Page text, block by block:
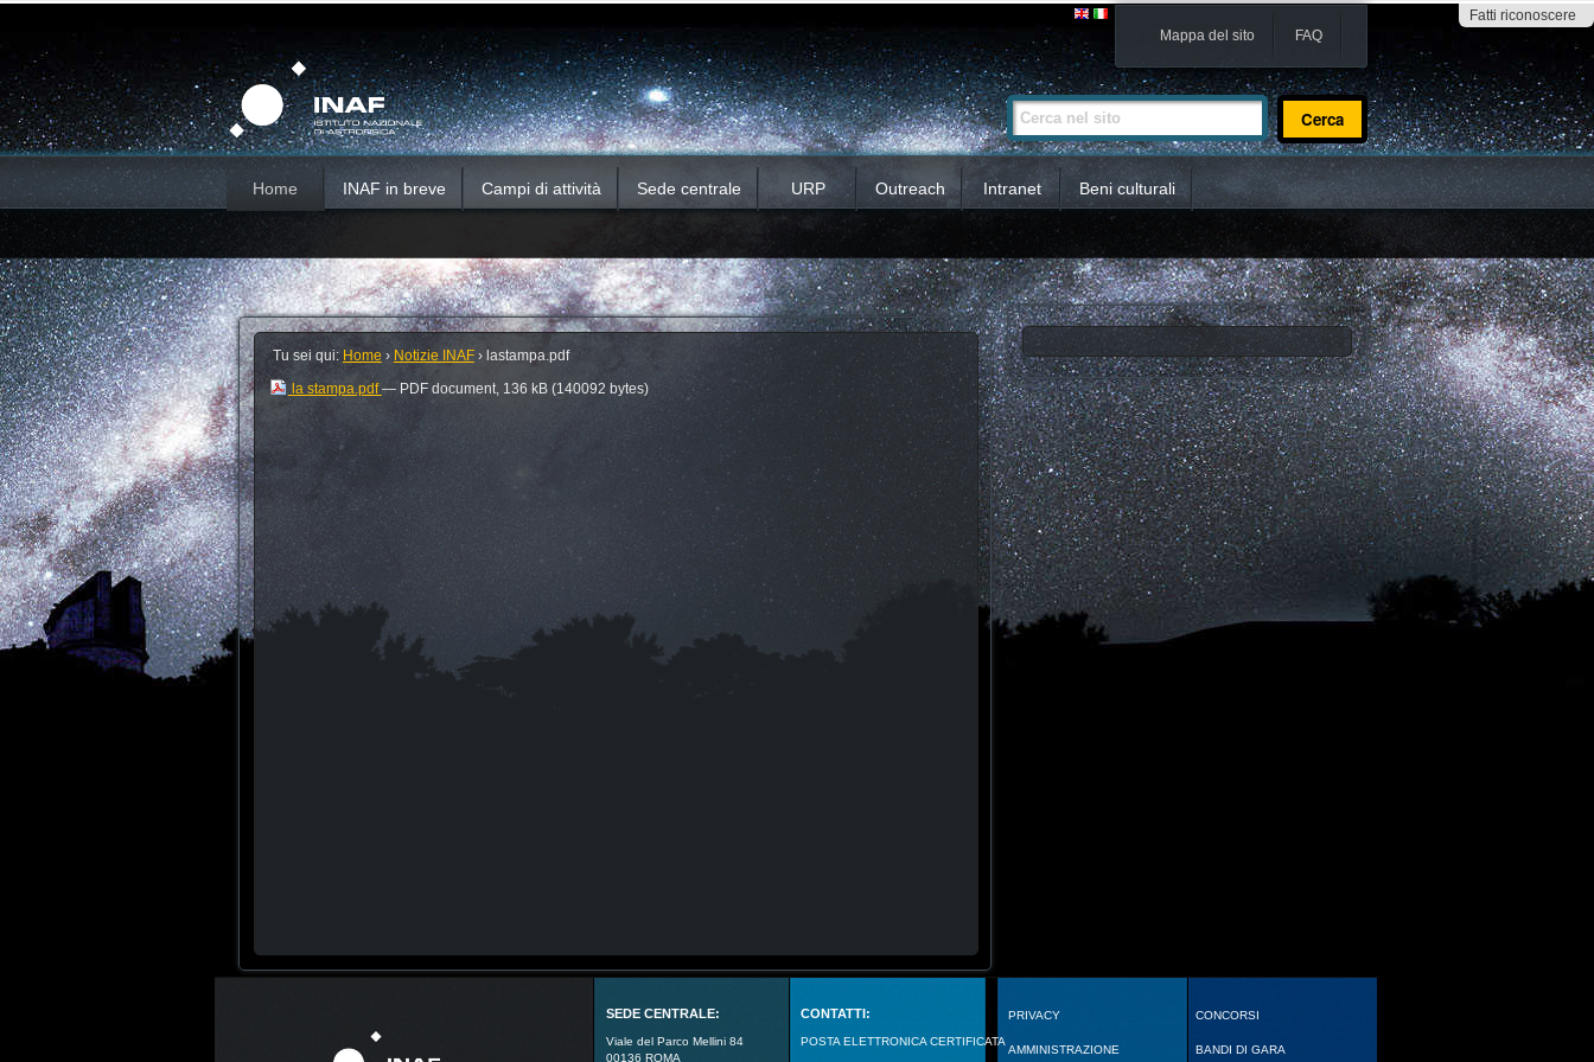
Fatti riconoscere
contenuti.
Salta
alla
navigazione
Mappa del sito FAQ
Cerca nel sito
Ricerca
avanzata…
Home INAF in breve Campi di attività Sede centrale URP Outreach Intranet Beni culturali
Tu sei qui: Home › Notizie INAF › lastampa.pdf
la stampa.pdf— PDF document, 136 kB (140092 bytes)
SEDE CENTRALE:
Viale del Parco Mellini 84
00136 ROMA
CONTATTI:
POSTA ELETTRONICA CERTIFICATA
PRIVACY
AMMINISTRAZIONE
CONCORSI
BANDI DI GARA